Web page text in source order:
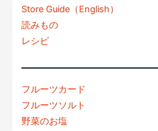
Store Guide（English）
読みもの
レシピ
フルーツカード
フルーツソルト
野菜のお塩